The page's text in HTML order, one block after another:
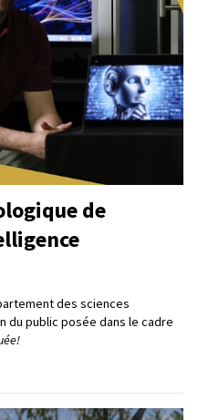
de
des sciences
du public posée dans le cadre